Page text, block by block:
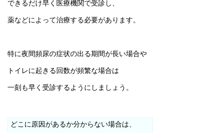
できるだけ早く医療機関で受診し、
薬などによって治療する必要があります。
特に夜間頻尿の症状の出る期間が長い場合や
トイレに起きる回数が頻繁な場合は
一刻も早く受診するようにしましょう。
どこに原因があるか分からない場合は、